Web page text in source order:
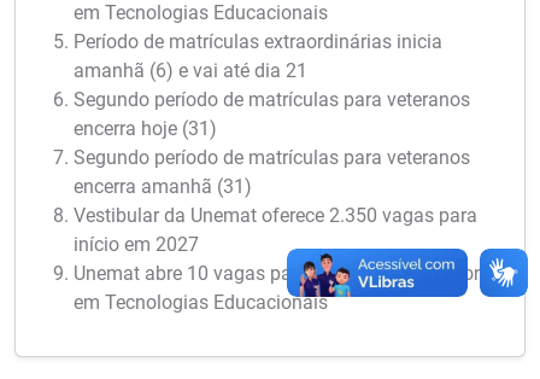
em Tecnologias Educacionais
Período de matrículas extraordinárias inicia
amanhã (6) e vai até dia 21
Segundo período de matrículas para veteranos
encerra hoje (31)
Segundo período de matrículas para veteranos
encerra amanhã (31)
Vestibular da Unemat oferece 2.350 vagas para
início em 2027
Unemat abre 10 vagas para Mestrado Profissional
em Tecnologias Educacionais